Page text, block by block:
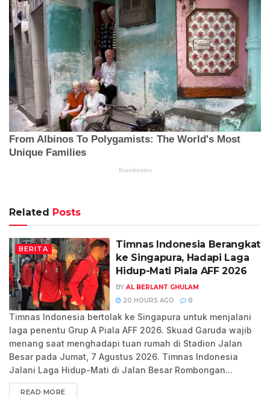
Related Posts
BERITA
Timnas Indonesia Berangkat
ke Singapura, Hadapi Laga
Hidup-Mati Piala AFF 2026
BY AL BERLANT GHULAM
20 HOURS AGO
0
Timnas Indonesia bertolak ke Singapura untuk menjalani
laga penentu Grup A Piala AFF 2026. Skuad Garuda wajib
menang saat menghadapi tuan rumah di Stadion Jalan
Besar pada Jumat, 7 Agustus 2026. Timnas Indonesia
Jalani Laga Hidup-Mati di Jalan Besar Rombongan...
READ MORE